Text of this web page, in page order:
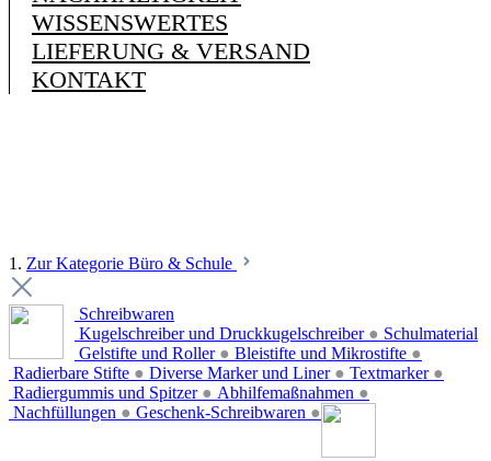
WISSENSWERTES
LIEFERUNG & VERSAND
KONTAKT
1. Zur Kategorie Büro & Schule
Schreibwaren
Kugelschreiber und Druckkugelschreiber ●
Gelstifte und Roller ● Bleistifte und Mikrostifte ●
Radierbare Stifte ● Diverse Marker und Liner ● Textmarker ●
Radiergummis und Spitzer ● Abhilfemaßnahmen ●
Nachfüllungen ● Geschenk-Schreibwaren ●
Schulmaterial